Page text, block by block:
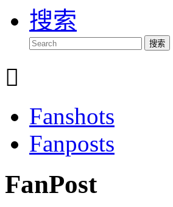
搜索
搜索

Fanshots
Fanposts
FanPost